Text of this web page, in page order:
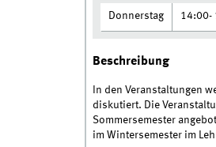
Donnerstag 14:00-
Beschreibung
In den Veranstaltungen
diskutiert. Die
Sommersemester
im Wintersemester im